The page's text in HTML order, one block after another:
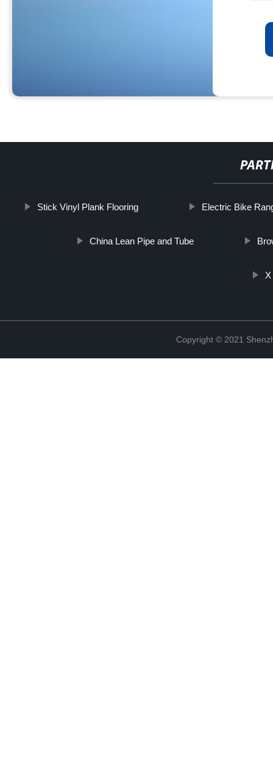
Stick Vinyl Plank Flooring Electric Bike
China Lean Pipe and Tube
Copyright © 2021